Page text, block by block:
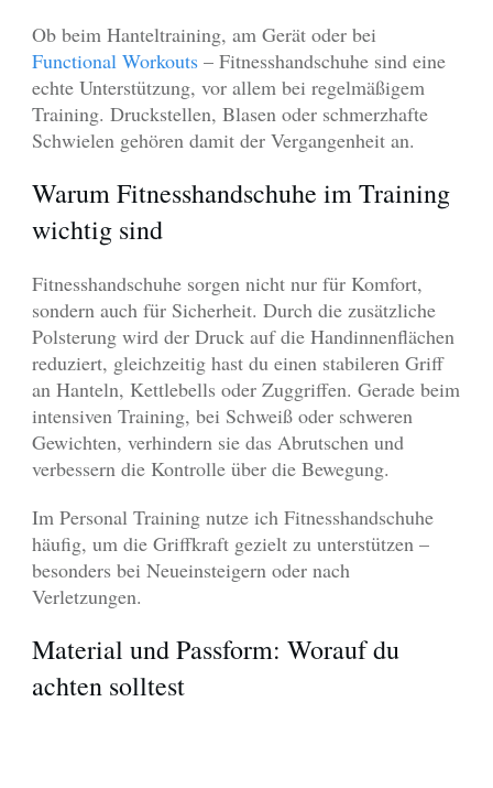
Ob beim Hanteltraining, am Gerät oder bei
Functional Workouts – Fitnesshandschuhe sind eine
echte Unterstützung, vor allem bei regelmäßigem
Training. Druckstellen, Blasen oder schmerzhafte
Schwielen gehören damit der Vergangenheit an.
Warum Fitnesshandschuhe im Training
wichtig sind
Fitnesshandschuhe sorgen nicht nur für Komfort,
sondern auch für Sicherheit. Durch die zusätzliche
Polsterung wird der Druck auf die Handinnenflächen
reduziert, gleichzeitig hast du einen stabileren Griff
an Hanteln, Kettlebells oder Zuggriffen. Gerade beim
intensiven Training, bei Schweiß oder schweren
Gewichten, verhindern sie das Abrutschen und
verbessern die Kontrolle über die Bewegung.
Im Personal Training nutze ich Fitnesshandschuhe
häufig, um die Griffkraft gezielt zu unterstützen –
besonders bei Neueinsteigern oder nach
Verletzungen.
Material und Passform: Worauf du
achten solltest